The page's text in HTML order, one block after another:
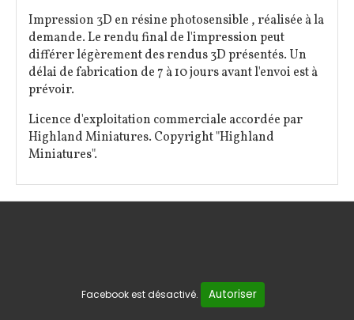
Impression 3D en résine photosensible , réalisée à la
demande. Le rendu final de l'impression peut
différer légèrement des rendus 3D présentés. Un
délai de fabrication de 7 à 10 jours avant l'envoi est à
prévoir.
Licence d'exploitation commerciale accordée par
Highland Miniatures. Copyright "Highland
Miniatures".
Facebook est désactivé. Autoriser